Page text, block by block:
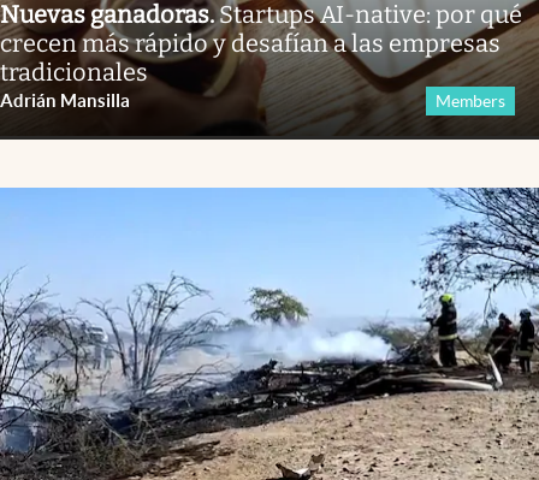
Nuevas ganadoras.Startups AI-native: por qué
crecen más rápido y desafían a las empresas
tradicionales
Adrián Mansilla Members